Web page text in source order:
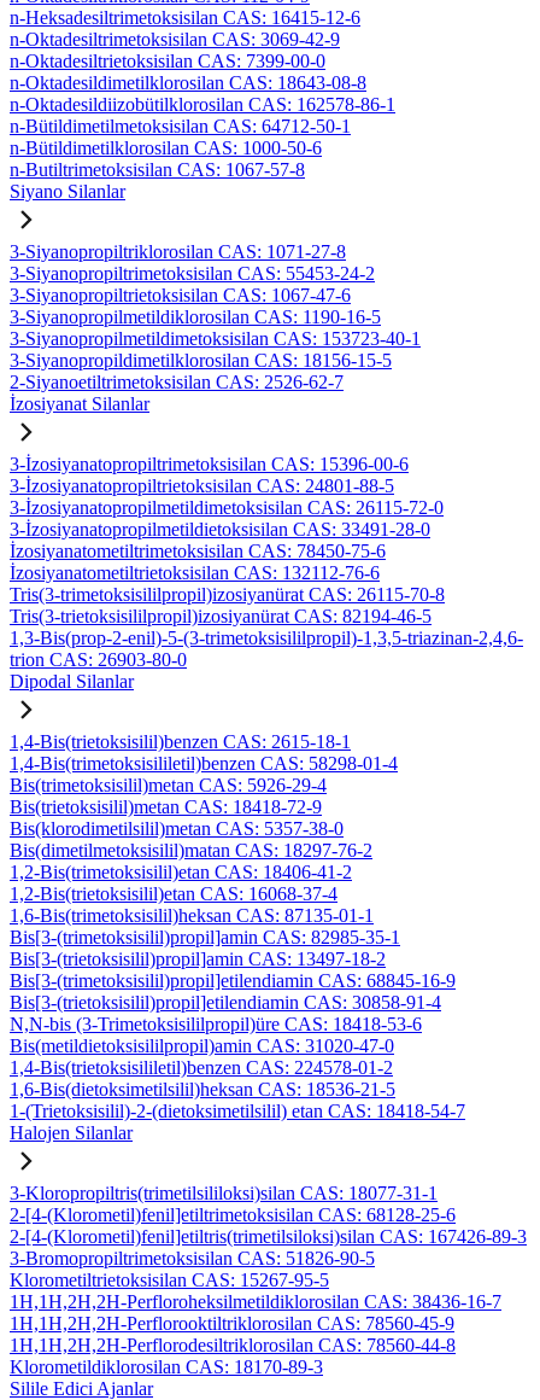
n-Heksadesiltrimetoksisilan CAS: 16415-12-6
n-Oktadesiltrimetoksisilan CAS: 3069-42-9
n-Oktadesiltrietoksisilan CAS: 7399-00-0
n-Oktadesildimetilklorosilan CAS: 18643-08-8
n-Oktadesildiizobütilklorosilan CAS: 162578-86-1
n-Bütildimetilmetoksisilan CAS: 64712-50-1
n-Bütildimetilklorosilan CAS: 1000-50-6
n-Butiltrimetoksisilan CAS: 1067-57-8
Siyano Silanlar
3-Siyanopropiltriklorosilan CAS: 1071-27-8
3-Siyanopropiltrimetoksisilan CAS: 55453-24-2
3-Siyanopropiltrietoksisilan CAS: 1067-47-6
3-Siyanopropilmetildiklorosilan CAS: 1190-16-5
3-Siyanopropilmetildimetoksisilan CAS: 153723-40-1
3-Siyanopropildimetilklorosilan CAS: 18156-15-5
2-Siyanoetiltrimetoksisilan CAS: 2526-62-7
İzosiyanat Silanlar
3-İzosiyanatopropiltrimetoksisilan CAS: 15396-00-6
3-İzosiyanatopropiltrietoksisilan CAS: 24801-88-5
3-İzosiyanatopropilmetildimetoksisilan CAS: 26115-72-0
3-İzosiyanatopropilmetildietoksisilan CAS: 33491-28-0
İzosiyanatometiltrimetoksisilan CAS: 78450-75-6
İzosiyanatometiltrietoksisilan CAS: 132112-76-6
Tris(3-trimetoksisililpropil)izosiyanürat CAS: 26115-70-8
Tris(3-trietoksisililpropil)izosiyanürat CAS: 82194-46-5
1,3-Bis(prop-2-enil)-5-(3-trimetoksisililpropil)-1,3,5-triazinan-2,4,6-
trion CAS: 26903-80-0
Dipodal Silanlar
1,4-Bis(trietoksisilil)benzen CAS: 2615-18-1
1,4-Bis(trimetoksisililetil)benzen CAS: 58298-01-4
Bis(trimetoksisilil)metan CAS: 5926-29-4
Bis(trietoksisilil)metan CAS: 18418-72-9
Bis(klorodimetilsilil)metan CAS: 5357-38-0
Bis(dimetilmetoksisilil)matan CAS: 18297-76-2
1,2-Bis(trimetoksisilil)etan CAS: 18406-41-2
1,2-Bis(trietoksisilil)etan CAS: 16068-37-4
1,6-Bis(trimetoksisilil)heksan CAS: 87135-01-1
Bis[3-(trimetoksisilil)propil]amin CAS: 82985-35-1
Bis[3-(trietoksisilil)propil]amin CAS: 13497-18-2
Bis[3-(trimetoksisilil)propil]etilendiamin CAS: 68845-16-9
Bis[3-(trietoksisilil)propil]etilendiamin CAS: 30858-91-4
N,N-bis (3-Trimetoksisililpropil)üre CAS: 18418-53-6
Bis(metildietoksisililpropil)amin CAS: 31020-47-0
1,4-Bis(trietoksisililetil)benzen CAS: 224578-01-2
1,6-Bis(dietoksimetilsilil)heksan CAS: 18536-21-5
1-(Trietoksisilil)-2-(dietoksimetilsilil) etan CAS: 18418-54-7
Halojen Silanlar
3-Kloropropiltris(trimetilsililoksi)silan CAS: 18077-31-1
2-[4-(Klorometil)fenil]etiltrimetoksisilan CAS: 68128-25-6
2-[4-(Klorometil)fenil]etiltris(trimetilsiloksi)silan CAS: 167426-89-3
3-Bromopropiltrimetoksisilan CAS: 51826-90-5
Klorometiltrietoksisilan CAS: 15267-95-5
1H,1H,2H,2H-Perfloroheksilmetildiklorosilan CAS: 38436-16-7
1H,1H,2H,2H-Perflorooktiltriklorosilan CAS: 78560-45-9
1H,1H,2H,2H-Perflorodesiltriklorosilan CAS: 78560-44-8
Klorometildiklorosilan CAS: 18170-89-3
Silile Edici Ajanlar